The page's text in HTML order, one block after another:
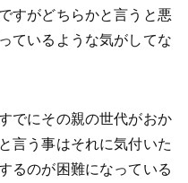
すがどちらかと言うと悪
ているような気がしてな
でにその親の世代がおか
言う事はそれに気付いた
るのが困難になっている